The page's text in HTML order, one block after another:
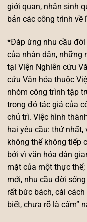
giới quan, nhân sinh
bản các công trình về
*Đáp ứng nhu cầu
của nhân dân, những
tại Viện Nghiên cứu
cứu Văn hóa thuộc
nhóm công trình tập
trong đó tác giả của
chủ trì. Việc hình
hai yêu cầu: thứ nhất,
không thể không tiếp
bởi vì văn hóa dân
mặt của một thực
mới, nhu cầu đời
rất bức bách, cái
biết, chưa rõ là cấm”